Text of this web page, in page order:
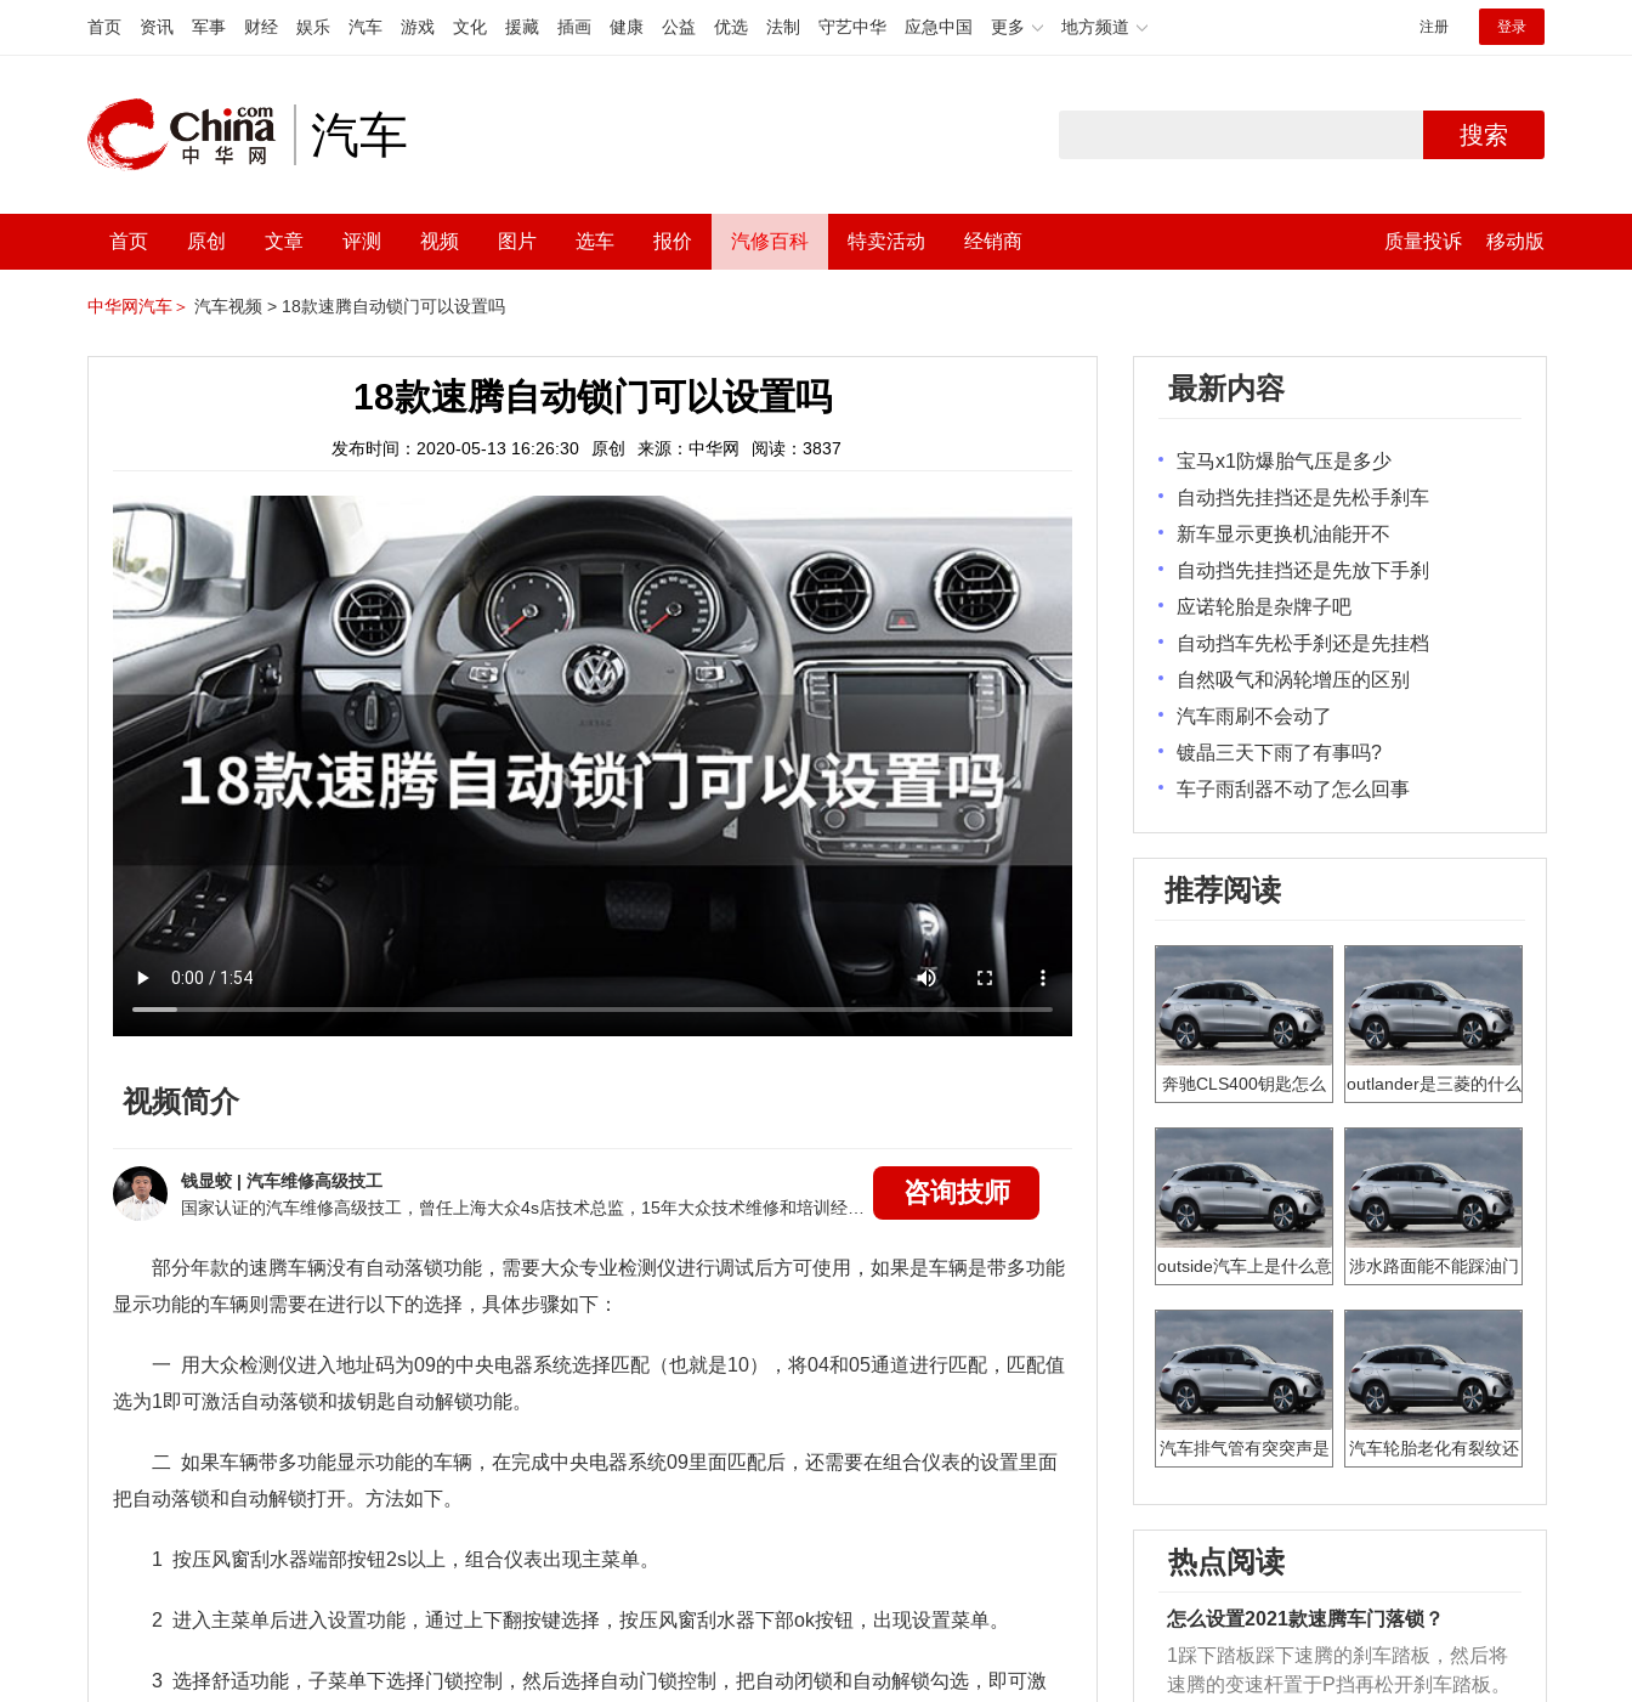
首页 资讯 军事 财经 娱乐 汽车 游戏 文化 援藏 插画 健康 公益 优选 法制 守艺中华 应急中国 更多 地方频道 注册 登录
汽车 搜索
首页 原创 文章 评测 视频 图片 选车 报价 汽修百科 特卖活动 经销商 质量投诉 移动版
中华网汽车＞ 汽车视频 > 18款速腾自动锁门可以设置吗
18款速腾自动锁门可以设置吗
发布时间：2020-05-13 16:26:30 原创 来源：中华网 阅读：3837
视频简介
钱显蛟 | 汽车维修高级技工
国家认证的汽车维修高级技工，曾任上海大众4s店技术总监，15年大众技术维修和培训经验，擅长：大众全系疑难故障诊断维修，远程维修技术指导
咨询技师
部分年款的速腾车辆没有自动落锁功能，需要大众专业检测仪进行调试后方可使用，如果是车辆是带多功能
显示功能的车辆则需要在进行以下的选择，具体步骤如下：
一 用大众检测仪进入地址码为09的中央电器系统选择匹配（也就是10），将04和05通道进行匹配，匹配值
选为1即可激活自动落锁和拔钥匙自动解锁功能。
二 如果车辆带多功能显示功能的车辆，在完成中央电器系统09里面匹配后，还需要在组合仪表的设置里面
把自动落锁和自动解锁打开。方法如下。
1 按压风窗刮水器端部按钮2s以上，组合仪表出现主菜单。
2 进入主菜单后进入设置功能，通过上下翻按键选择，按压风窗刮水器下部ok按钮，出现设置菜单。
3 选择舒适功能，子菜单下选择门锁控制，然后选择自动门锁控制，把自动闭锁和自动解锁勾选，即可激
最新内容
宝马x1防爆胎气压是多少
自动挡先挂挡还是先松手刹车
新车显示更换机油能开不
自动挡先挂挡还是先放下手刹
应诺轮胎是杂牌子吧
自动挡车先松手刹还是先挂档
自然吸气和涡轮增压的区别
汽车雨刷不会动了
镀晶三天下雨了有事吗?
车子雨刮器不动了怎么回事
推荐阅读
奔驰CLS400钥匙怎么
outlander是三菱的什么
outside汽车上是什么意
涉水路面能不能踩油门
汽车排气管有突突声是
汽车轮胎老化有裂纹还
热点阅读
怎么设置2021款速腾车门落锁？
1踩下踏板踩下速腾的刹车踏板，然后将
速腾的变速杆置于P挡再松开刹车踏板。